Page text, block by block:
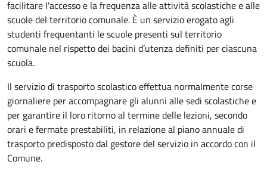
facilitare l'accesso e la frequenza alle attività scolastiche e alle
scuole del territorio comunale. È un servizio erogato agli
studenti frequentanti le scuole presenti sul territorio
comunale nel rispetto dei bacini d’utenza definiti per ciascuna
scuola.
Il servizio di trasporto scolastico effettua normalmente corse
giornaliere per accompagnare gli alunni alle sedi scolastiche e
per garantire il loro ritorno al termine delle lezioni, secondo
orari e fermate prestabiliti, in relazione al piano annuale di
trasporto predisposto dal gestore del servizio in accordo con il
Comune.